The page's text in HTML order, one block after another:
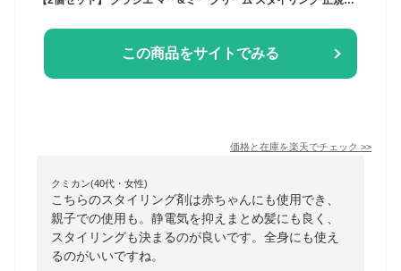
この商品をサイトでみる
価格と在庫を楽天でチェック >>
クミカン(40代・女性)
こちらのスタイリング剤は赤ちゃんにも使用でき、
親子での使用も。静電気を抑えまとめ髪にも良く、
スタイリングも決まるのが良いです。全身にも使え
るのがいいですね。